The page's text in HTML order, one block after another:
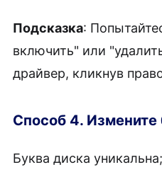
Подсказка:
включить" или
драйвер, кликнув
Способ 4. Измените
Буква диска